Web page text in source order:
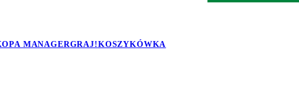
MANAGERGRAJ!KOSZYKÓWKA